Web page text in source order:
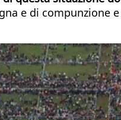
e di compunzione